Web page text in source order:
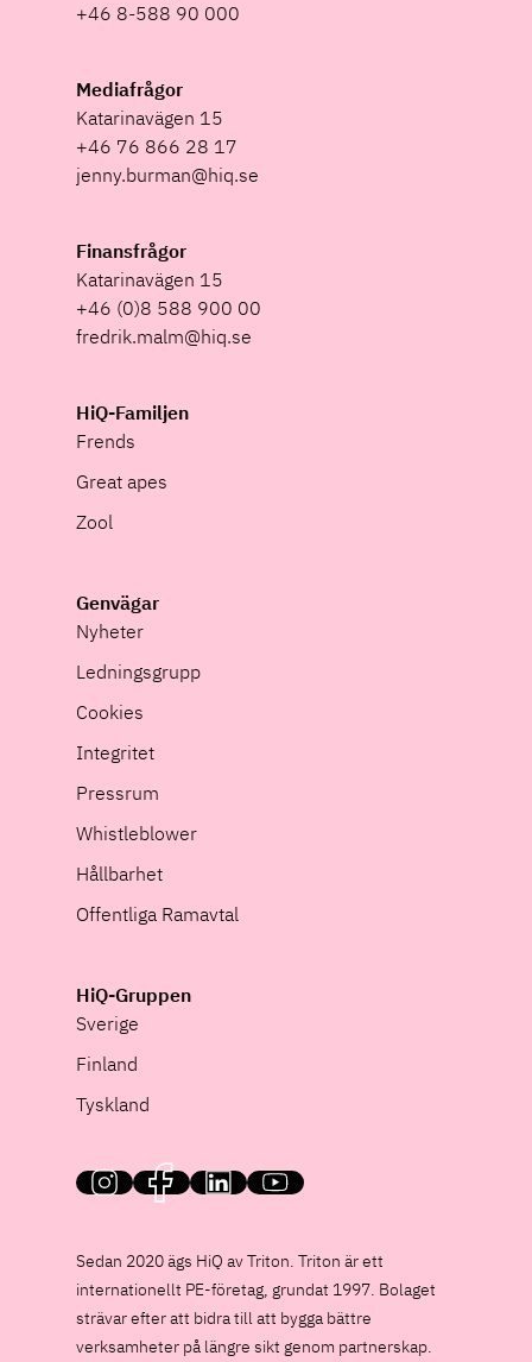
+46 8-588 90 000
Mediafrågor
Katarinavägen 15
+46 76 866 28 17
jenny.burman@hiq.se
Finansfrågor
Katarinavägen 15
+46 (0)8 588 900 00
fredrik.malm@hiq.se
HiQ-Familjen
Frends
Great apes
Zool
Genvägar
Nyheter
Ledningsgrupp
Cookies
Integritet
Pressrum
Whistleblower
Hållbarhet
Offentliga Ramavtal
HiQ-Gruppen
Sverige
Finland
Tyskland
HiQ on social media
Sedan 2020 ägs HiQ av Triton. Triton är ett
internationellt PE-företag, grundat 1997. Bolaget
strävar efter att bidra till att bygga bättre
verksamheter på längre sikt genom partnerskap.